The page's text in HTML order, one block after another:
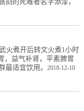
刻的死难者名字添漆，
火煮开后转文火煮1小时
，益气补肾，平素脾胃
最适宜饮用。 2018-12-10